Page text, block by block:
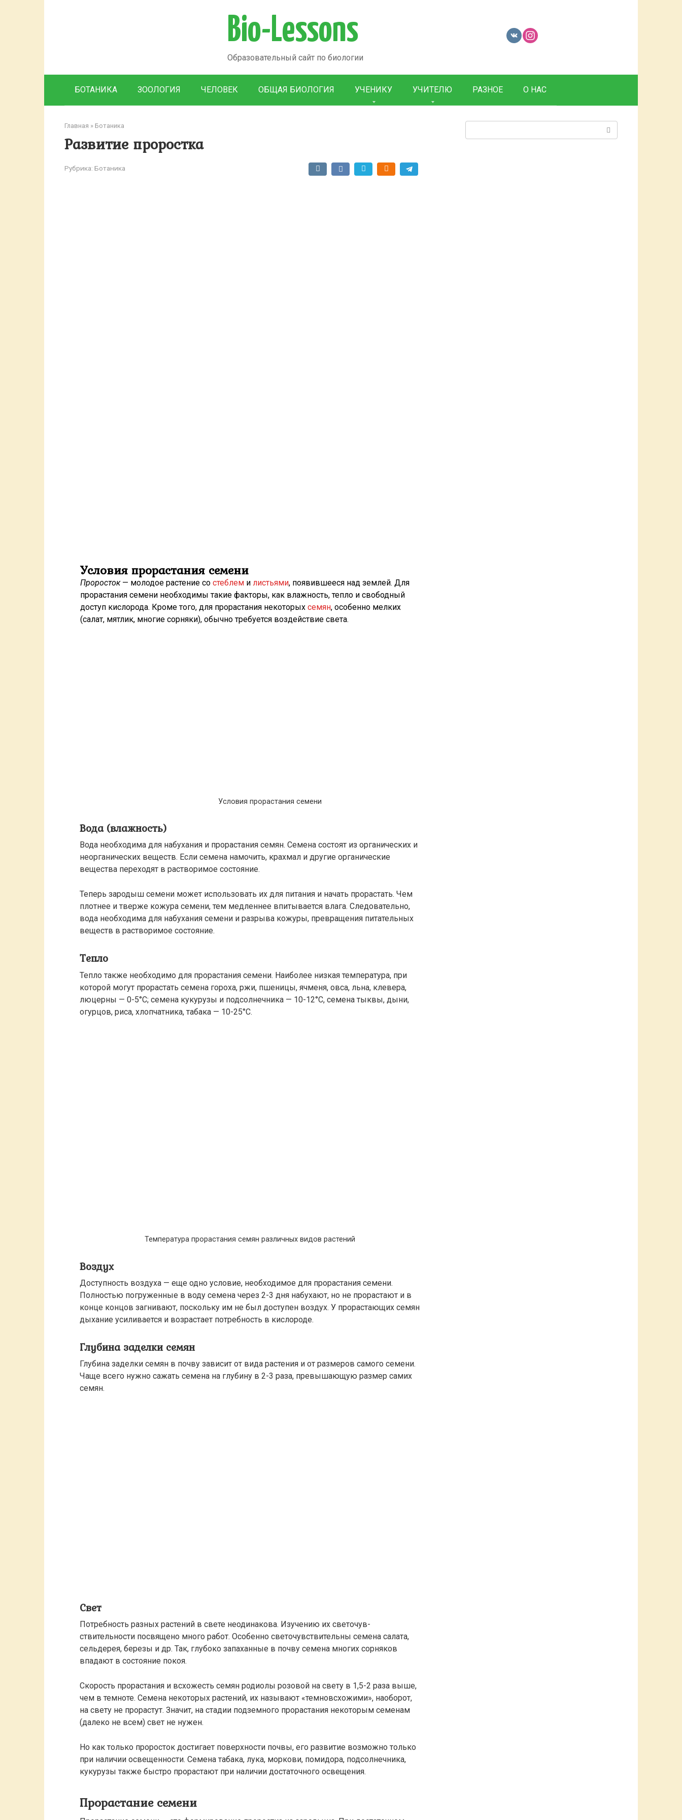
Bio-Lessons
Образовательный сайт по биологии
БОТАНИКА ЗООЛОГИЯ ЧЕЛОВЕК ОБЩАЯ БИОЛОГИЯ УЧЕНИКУ УЧИТЕЛЮ РАЗНОЕ О НАС
Главная » Ботаника
Развитие проростка
Рубрика: Ботаника
Условия прорастания семени
Проросток— молодое растение состеблем илистьями, по­явившееся над землей. Для
прорастания семени необ­ходимы такие факторы, как влажность, тепло и свободный
доступ кислорода. Кроме того, для прорастания некоторыхсемян, особенно мелких
(салат, мятлик, многие сорняки), обычно требуется воздействие света.
Условия прорастания семени
Вода (влажность)
Вода необходима для набухания и прорастания семян. Семена состоят из органических и
неорганических веществ. Если семена намочить, крахмал и дру­гие органические
вещества переходят в растворимое состояние.
Теперь зародыш семени может использовать их для питания и начать прорастать. Чем
плотнее и тверже кожура семени, тем медленнее впитывается влага. Следовательно,
вода необходима для набухания семени и разрыва кожуры, превращения питатель­ных
веществ в растворимое состояние.
Тепло
Тепло также необходимо для прорастания семени. Наиболее низкая темпе­ратура, при
которой могут прорастать семена гороха, ржи, пшеницы, ячменя, овса, льна, клевера,
люцерны — 0-5°С; семена кукурузы и подсолнечника — 10-12°С, семена тыквы, дыни,
огурцов, риса, хлопчатника, табака — 10-25°С.
Температура прорастания семян различных видов растений
Воздух
Доступность воздуха — еще одно условие, необходимое для прора­стания семени.
Полностью погруженные в воду семена через 2-3 дня набухают, но не прорастают и в
конце концов загнивают, поскольку им не был доступен воздух. У прорастающих семян
дыхание усиливается и возрастает потребность в кислороде.
Глубина заделки семян
Глубина заделки семян в почву зависит от вида растения и от размеров са­мого семени.
Чаще всего нужно сажать семена на глубину в 2-3 раза, превыша­ющую размер самих
семян.
Свет
Потребность разных растений в свете неодинакова. Изучению их светочув­
ствительности посвящено много работ. Особенно светочувствительны семена салата,
сельдерея, березы и др. Так, глубоко запаханные в почву семена многих сорняков
впадают в состояние покоя.
Скорость прорастания и всхожесть семян родиолы розовой на свету в 1,5-2 раза выше,
чем в темноте. Семена некоторых растений, их называ­ют «темновсхожими», наоборот,
на свету не прорастут. Значит, на стадии подземно­го прорастания некоторым семенам
(далеко не всем) свет не нужен.
Но как только проросток достигает поверхности почвы, его развитие возможно только
при наличии освещенности. Семена табака, лука, моркови, помидора, подсолнечника,
кукурузы также быстро прорастают при наличии достаточного освещения.
Прорастание семени